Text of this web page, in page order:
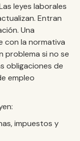
leyes laborales
Entran
Una
con la normativa
problema si no se
obligaciones de
empleo
impuestos y